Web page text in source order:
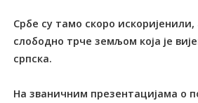
Србе су тамо скоро
слободно трче земљом која је
српска.
На званичним презентацијама о